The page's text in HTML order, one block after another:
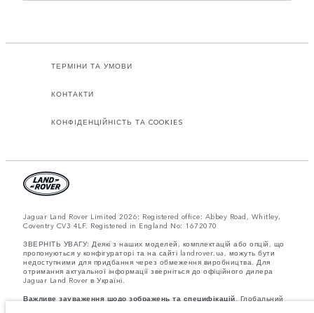
ТЕРМІНИ ТА УМОВИ
КОНТАКТИ
КОНФІДЕНЦІЙНІСТЬ ТА COOKIES
Jaguar Land Rover Limited 2026: Registered office: Abbey Road, Whitley,
Coventry CV3 4LF. Registered in England No: 1672070
ЗВЕРНІТЬ УВАГУ: Деякі з наших моделей, комплектацій або опцій, що
пропонуються у конфігураторі та на сайті landrover.ua, можуть бути
недоступними для придбання через обмеження виробництва. Для
отримання актуальної інформації зверніться до офіційного дилера
Jaguar Land Rover в Україні.
Важливе зауваження щодо зображень та специфікацій.Глобальний